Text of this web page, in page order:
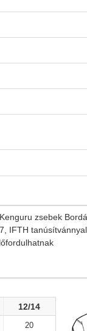
zsebek
IFTH
12/14
20